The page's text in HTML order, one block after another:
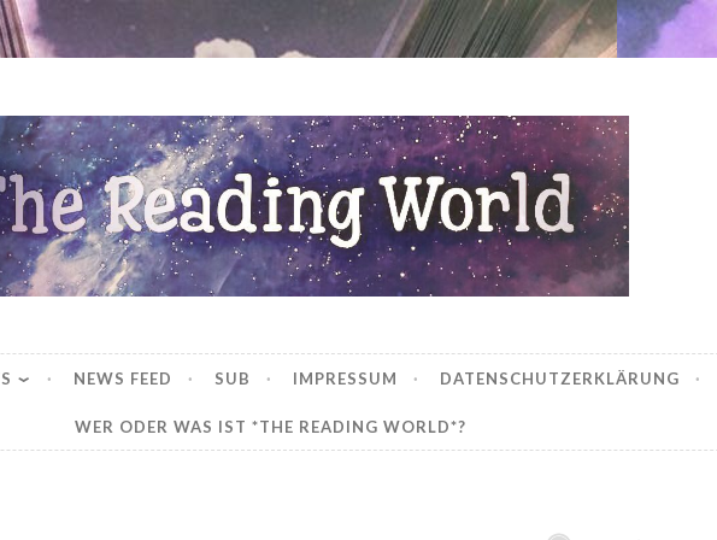
World
NEWS FEED SUB IMPRESSUM DATENSCHUTZERKLÄRUNG
WER ODER WAS IST *THE READING WORLD*?